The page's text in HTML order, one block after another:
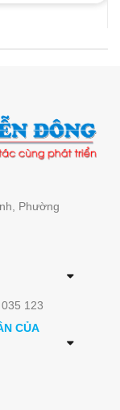
Phường
123
CỦA